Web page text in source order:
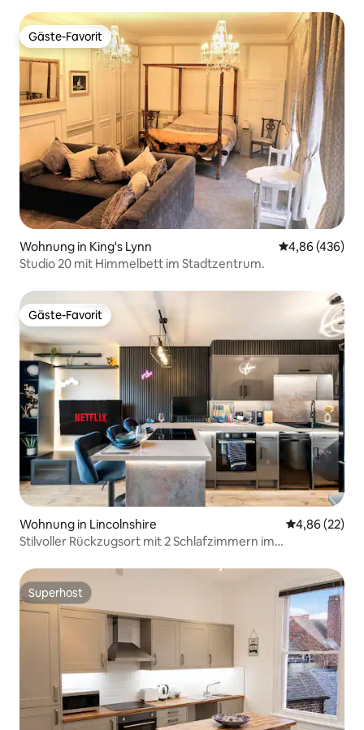
Gäste-Favorit
Gäste-Favorit
Wohnung in King's Lynn
4,86 (436)
Studio 20 mit Himmelbett im Stadtzentrum.
Gäste-Favorit
Gäste-Favorit
Wohnung in Lincolnshire
4,86 (22)
Stilvoller Rückzugsort mit 2 Schlafzimmern im
Superhost
Superhost